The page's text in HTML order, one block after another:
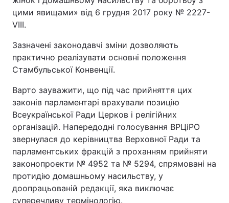
цими явищами» від 6 грудня 2017 року № 2227-
VIII.
Зазначені законодавчі зміни дозволяють
практично реалізувати основні положення
Стамбульської Конвенції.
Варто зауважити, що під час прийняття цих
законів парламентарі врахували позицію
Всеукраїнської Ради Церков і релігійних
організацій. Напередодні голосування ВРЦіРО
звернулася до керівництва Верховної Ради та
парламентських фракцій з проханням прийняти
законопроекти № 4952 та № 5294, спрямовані на
протидію домашньому насильству, у
доопрацьованій редакції, яка виключає
суперечливу термінологію.